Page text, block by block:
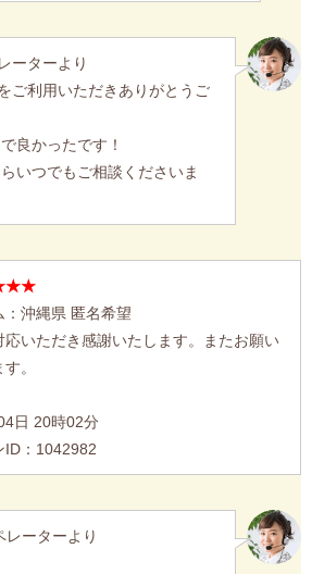
ーターより
ご利用いただきありがとうご
良かったです！
いつでもご相談くださいま
：沖縄県 匿名希望
応いただき感謝いたします。またお願い
。
日 20時02分
ID：1042982
レーターより